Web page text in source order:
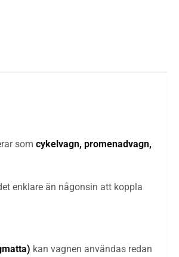
som cykelvagn, promenadvagn,
enklare än någonsin att koppla
kan vagnen användas redan